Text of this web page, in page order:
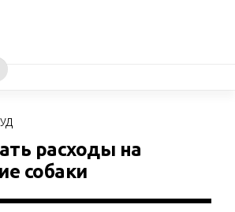
расходы на
собаки